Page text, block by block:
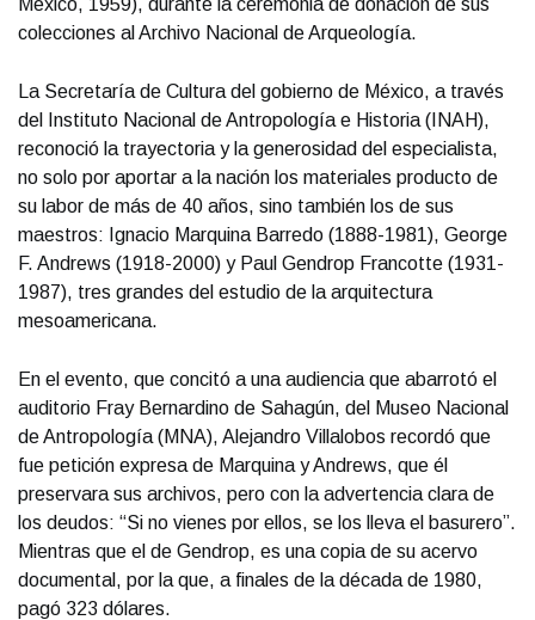
México, 1959), durante la ceremonia de donación de sus
colecciones al Archivo Nacional de Arqueología.
La Secretaría de Cultura del gobierno de México, a través
del Instituto Nacional de Antropología e Historia (INAH),
reconoció la trayectoria y la generosidad del especialista,
no solo por aportar a la nación los materiales producto de
su labor de más de 40 años, sino también los de sus
maestros: Ignacio Marquina Barredo (1888-1981), George
F. Andrews (1918-2000) y Paul Gendrop Francotte (1931-
1987), tres grandes del estudio de la arquitectura
mesoamericana.
En el evento, que concitó a una audiencia que abarrotó el
auditorio Fray Bernardino de Sahagún, del Museo Nacional
de Antropología (MNA), Alejandro Villalobos recordó que
fue petición expresa de Marquina y Andrews, que él
preservara sus archivos, pero con la advertencia clara de
los deudos: “Si no vienes por ellos, se los lleva el basurero”.
Mientras que el de Gendrop, es una copia de su acervo
documental, por la que, a finales de la década de 1980,
pagó 323 dólares.